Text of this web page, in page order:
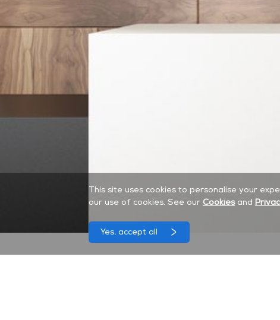
This site uses cookies to personalise your
our use of cookies. See our Cookiesand
Yes, accept all